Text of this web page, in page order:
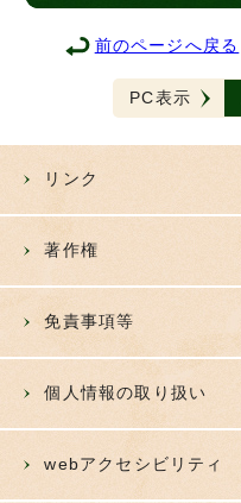
前のページへ戻る
PC表示
リンク
著作権
免責事項等
個人情報の取り扱い
webアクセシビリティ